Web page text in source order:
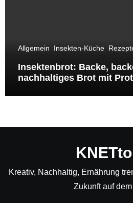
Allgemein Insekten-Küche
Insektenbrot: Backe,
nachhaltiges Brot mit
Kreativ, Nachhaltig, Ernährung
Zukunft auf dem